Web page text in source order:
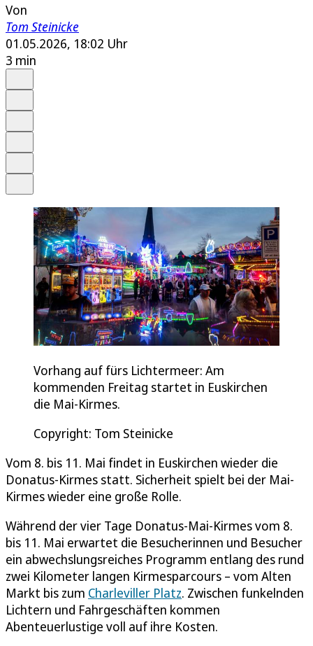
Von
Tom Steinicke
01.05.2026, 18:02 Uhr
3 min
Vorhang auf fürs Lichtermeer: Am
kommenden Freitag startet in Euskirchen
die Mai-Kirmes.
Copyright: Tom Steinicke
Vom 8. bis 11. Mai findet in Euskirchen wieder die
Donatus-Kirmes statt. Sicherheit spielt bei der Mai-
Kirmes wieder eine große Rolle.
Während der vier Tage Donatus-Mai-Kirmes vom 8.
bis 11. Mai erwartet die Besucherinnen und Besucher
ein abwechslungsreiches Programm entlang des rund
zwei Kilometer langen Kirmesparcours – vom Alten
Markt bis zum Charleviller Platz. Zwischen funkelnden
Lichtern und Fahrgeschäften kommen
Abenteuerlustige voll auf ihre Kosten.